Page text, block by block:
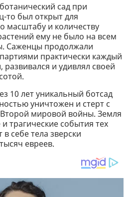
сад при
то был открыт для
масштабу и количеству
ему не было на всем
Саженцы продолжали
практически каждый
развивался и удивлял своей
10 лет уникальный ботсад
уничтожен и стерт с
мировой войны. Земля
трагические события тех
себе тела зверски
евреев.